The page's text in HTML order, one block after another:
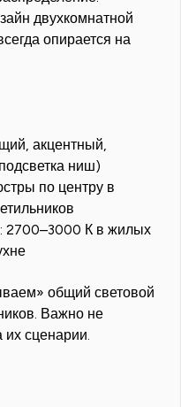
двухкомнатной
опирается на
акцентный,
ниш)
по центру в
2700–3000 К в жилых
общий световой
Важно не
их сценарии.